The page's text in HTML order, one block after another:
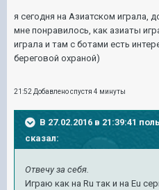
я сегодня на Азиатском играла,
мне понравилось, как азиаты
играла и там с ботами есть
береговой охраной)
21:52 Добавлено спустя 4 минуты
В 27.02.2016 в 21:39:41
сказал:
Отвечу за себя.
Играю как на Ru так и на Eu